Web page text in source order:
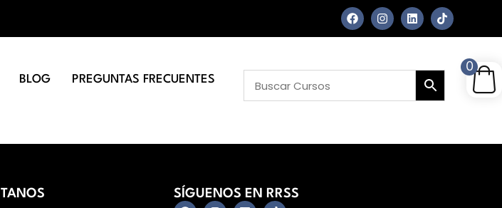
BLOG
PREGUNTAS FRECUENTES
SÍGUENOS EN RRSS
0